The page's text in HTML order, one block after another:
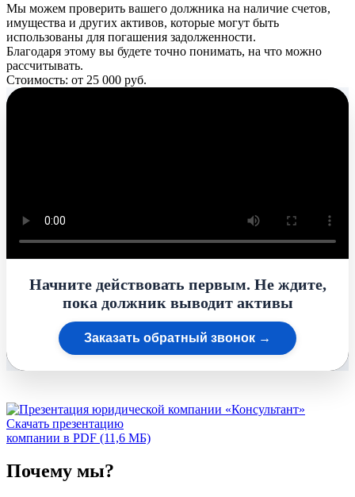
Мы можем проверить вашего должника на наличие счетов,
имущества и других активов, которые могут быть
использованы для погашения задолженности.
Благодаря этому вы будете точно понимать, на что можно
рассчитывать.
Стоимость: от 25 000 руб.
Начните действовать первым. Не ждите,
пока должник выводит активы
Заказать обратный звонок →
Скачать презентацию
компании в PDF (11,6 МБ)
Почему мы?